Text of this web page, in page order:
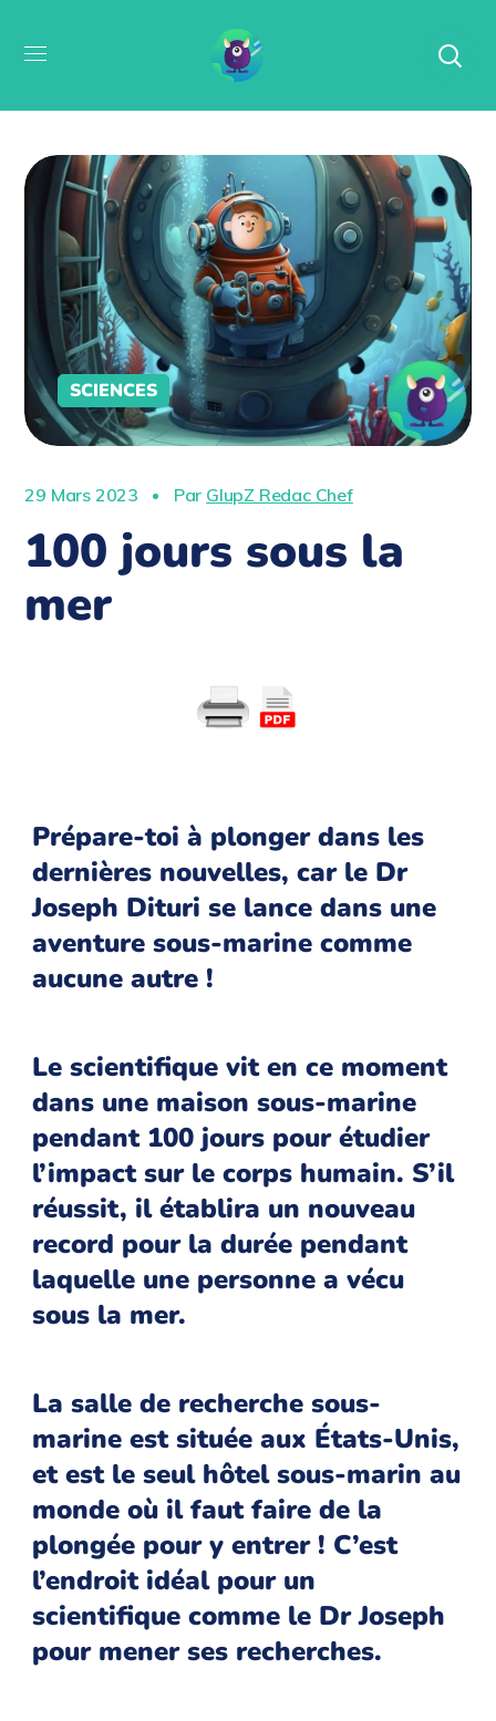
SCIENCES
29 Mars 2023 Par GlupZ Redac Chef
100 jours sous la
mer
Prépare-toi à plonger dans les
dernières nouvelles, car le Dr
Joseph Dituri se lance dans une
aventure sous-marine comme
aucune autre !
Le scientifique vit en ce moment
dans une maison sous-marine
pendant 100 jours pour étudier
l’impact sur le corps humain. S’il
réussit, il établira un nouveau
record pour la durée pendant
laquelle une personne a vécu
sous la mer.
La salle de recherche sous-
marine est située aux États-Unis,
et est le seul hôtel sous-marin au
monde où il faut faire de la
plongée pour y entrer ! C’est
l’endroit idéal pour un
scientifique comme le Dr Joseph
pour mener ses recherches.